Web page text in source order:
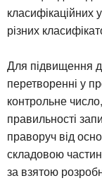
класифікаційних
різних
Для підвищення
перетворенні у
контрольне
правильності
праворуч від
складовою
за взятою